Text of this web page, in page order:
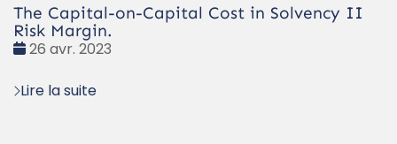
The Capital-on-Capital Cost in Solvency II
Risk Margin.
Date
26 avr. 2023
Lire la suite